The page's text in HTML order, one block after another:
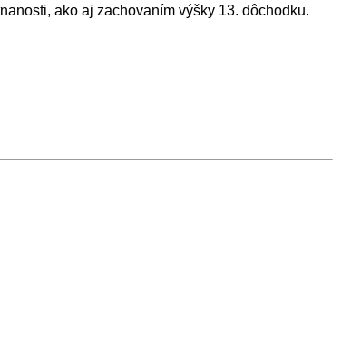
ako aj zachovaním výšky 13. dôchodku.